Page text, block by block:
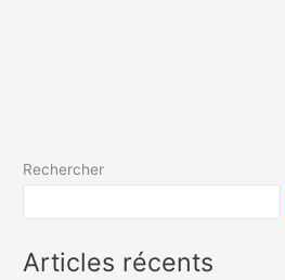
Rechercher
Articles récents